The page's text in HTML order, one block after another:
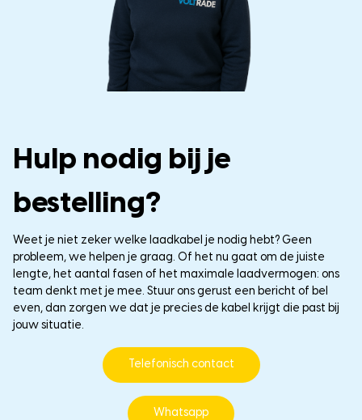
Hulp nodig bij je
bestelling?
Weet je niet zeker welke laadkabel je nodig hebt? Geen
probleem, we helpen je graag. Of het nu gaat om de juiste
lengte, het aantal fasen of het maximale laadvermogen: ons
team denkt met je mee. Stuur ons gerust een bericht of bel
even, dan zorgen we dat je precies de kabel krijgt die past bij
jouw situatie.
Telefonisch contact
Whatsapp